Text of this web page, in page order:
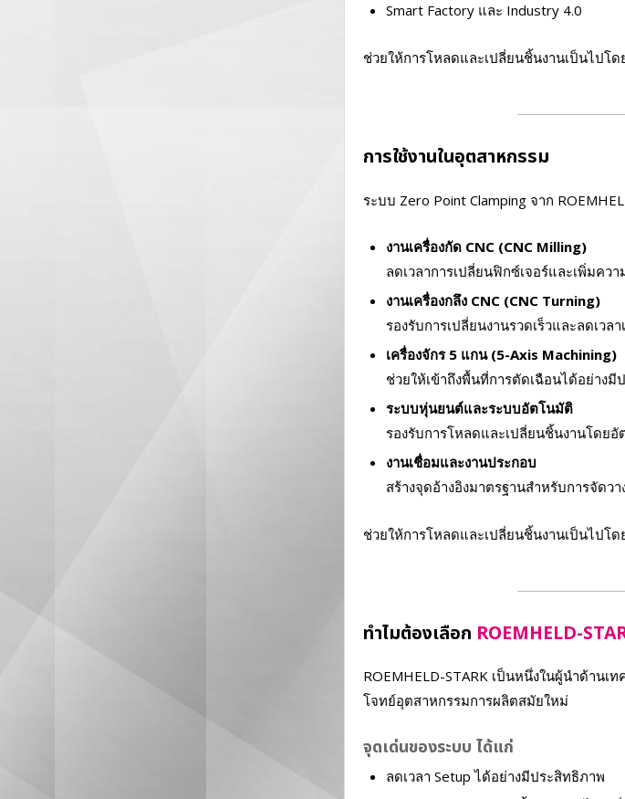
Smart Factory และ Industry 4.0
ช่วยให้การโหลดและเปลี่ยนชิ้นงานเป็นไปโ
การใช้งานในอุตสาหกรรม
ระบบ Zero Point Clamping จาก
งานเครื่องกัด CNC (CNC Milling)
ลดเวลาการเปลี่ยนฟิกซ์เจอร์และเพิ่มคว
งานเครื่องกลึง CNC (CNC Turning)
รองรับการเปลี่ยนงานรวดเร็วและลดเวลา
เครื่องจักร 5 แกน (5-Axis Machining)
ช่วยให้เข้าถึงพื้นที่การตัดเฉือนได้อย่าง
ระบบหุ่นยนต์และระบบอัตโนมัติ
รองรับการโหลดและเปลี่ยนชิ้นงานโดยอั
งานเชื่อมและงานประกอบ
สร้างจุดอ้างอิงมาตรฐานสำหรับการจัดว
ช่วยให้การโหลดและเปลี่ยนชิ้นงานเป็นไปโ
ทำไมต้องเลือก ROEMHELD-
ROEMHELD-STARK เป็นหนึ่งในผู้นำด้า
โจทย์อุตสาหกรรมการผลิตสมัยใหม่
จุดเด่นของระบบ ได้แก่
ลดเวลา Setup ได้อย่างมีประสิทธิภาพ